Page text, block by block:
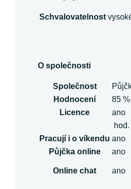
Schvalovatelnost
O společnosti
Společnost
Hodnocení
85 %
Licence
ano
Pracují i o víkendu ano
Půjčka online
ano
Online chat ano